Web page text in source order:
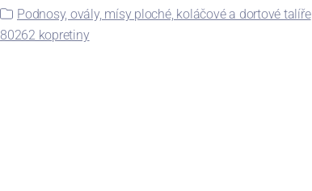
Podnosy, ovály, mísy ploché, koláčové a dortové talíře
80262 kopretiny